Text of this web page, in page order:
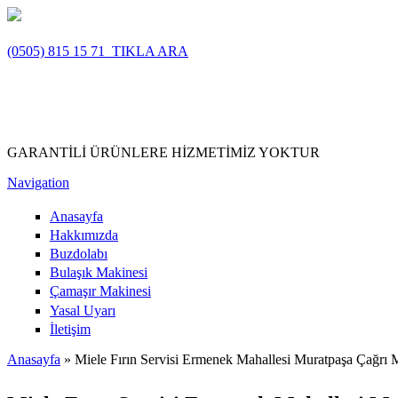
Ana içeriğe atla
(0505) 815 15 71 TIKLA ARA
GARANTİLİ ÜRÜNLERE HİZMETİMİZ YOKTUR
Navigation
Anasayfa
Hakkımızda
Buzdolabı
Bulaşık Makinesi
Çamaşır Makinesi
Yasal Uyarı
İletişim
Anasayfa » Miele Fırın Servisi Ermenek Mahallesi Muratpaşa Çağrı